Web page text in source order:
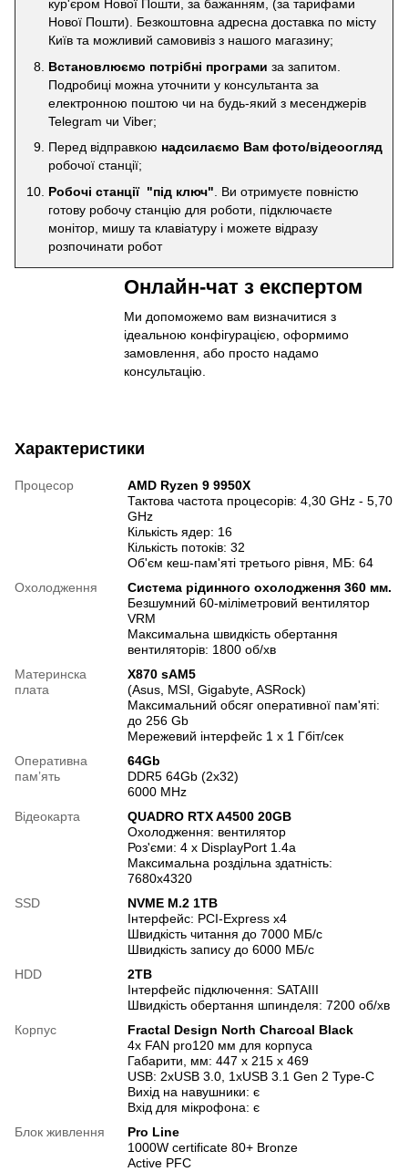
кур'єром Нової Пошти, за бажанням, (за тарифами
Нової Пошти). Безкоштовна адресна доставка по місту
Київ та можливий самовивіз з нашого магазину;
Встановлюємо потрібні програми за запитом.
Подробиці можна уточнити у консультанта за
електронною поштою чи на будь-який з месенджерів
Telegram чи Viber;
Перед відправкою надсилаємо Вам фото/відеоогляд
робочої станції;
Робочі станції "під ключ" . Ви отримуєте повністю
готову робочу станцію для роботи, підключаєте
монітор, мишу та клавіатуру і можете відразу
розпочинати робот
Онлайн-чат з експертом
Ми допоможемо вам визначитися з
ідеальною конфігурацією, оформимо
замовлення, або просто надамо
консультацію.
Характеристики
Процесор
AMD Ryzen 9 9950X
Тактова частота процесорів: 4,30 GHz - 5,70
GHz
Кількість ядер: 16
Кількість потоків: 32
Об'єм кеш-пам'яті третього рівня, МБ: 64
Охолодження
Система рідинного охолодження 360 мм.
Безшумний 60-міліметровий вентилятор
VRM
Максимальна швидкість обертання
вентиляторів: 1800 об/хв
Материнска
плата
X870 sAM5
(Asus, MSI, Gigabyte, ASRock)
Максимальний обсяг оперативної пам'яті:
до 256 Gb
Мережевий інтерфейс 1 х 1 Гбіт/сек
Оперативна
памʼять
64Gb
DDR5 64Gb (2x32)
6000 MHz
Відеокарта
QUADRO RTX A4500 20GB
Охолодження: вентилятор
Роз'єми: 4 x DisplayPort 1.4a
Максимальна роздільна здатність:
7680x4320
SSD
NVME M.2 1TB
Інтерфейс: PCI-Express x4
Швидкість читання до 7000 МБ/с
Швидкість запису до 6000 МБ/с
HDD
2TB
Інтерфейс підключення: SATAIII
Швидкість обертання шпинделя: 7200 об/хв
Корпус
Fractal Design North Charcoal Black
4x FAN pro120 мм для корпуса
Габарити, мм: 447 x 215 x 469
USB: 2хUSB 3.0, 1хUSB 3.1 Gen 2 Type-C
Вихід на навушники: є
Вхід для мікрофона: є
Блок живлення
Pro Line
1000W certificate 80+ Bronze
Active PFC